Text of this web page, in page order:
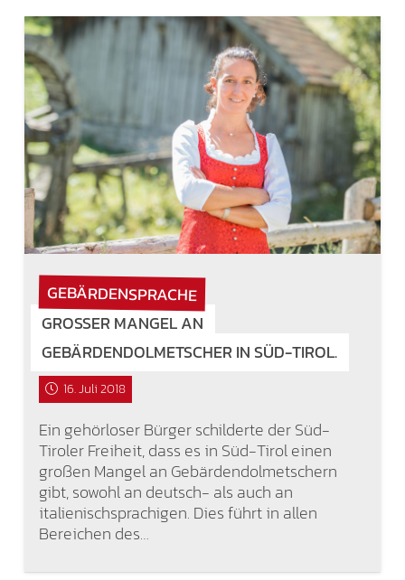
GEBÄRDENSPRACHE
GROSSER MANGEL AN G
EBÄRDENDOLMETSCHER IN SÜD-TIROL.
16. Juli 2018
Ein gehörloser Bürger schilderte der Süd-
Tiroler Freiheit, dass es in Süd-Tirol einen
großen Mangel an Gebärdendolmetschern
gibt, sowohl an deutsch- als auch an
italienischsprachigen. Dies führt in allen
Bereichen des…